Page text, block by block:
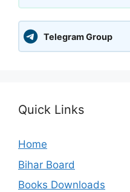
Telegram Group
Quick Links
Home
Bihar Board
Books Downloads